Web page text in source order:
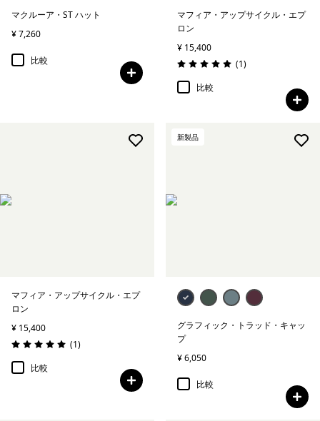
マクルーア・ST ハット
¥ 7,260
比較
マフィア・アップサイクル・エプ
ロン
¥ 15,400
評価: 5.0 / 5
(1レビュー
)
比較
マフィア・アップサイクル・エプ
ロン
¥ 15,400
評価: 5.0 / 5
(1レビュー
)
比較
新製品
グラフィック・トラッド・キャッ
プ
¥ 6,050
比較